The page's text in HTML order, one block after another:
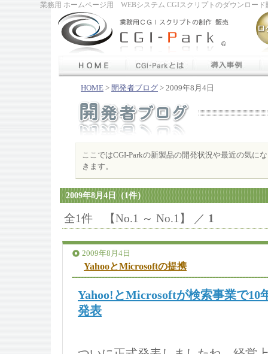
業務用 ホームページ用 WEBシステム CGIスクリプトのダウンロー
HOME > 開発者ブログ > 2009年8月4日
ここではCGI-Parkの新製品の開発状況や最近の気に
きます。
2009年8月4日（1件）
全1件 【No.1 ～ No.1】 ／ 1
2009年8月4日
YahooとMicrosoftの提携
Yahoo!とMicrosoftが検索事業で10
発表